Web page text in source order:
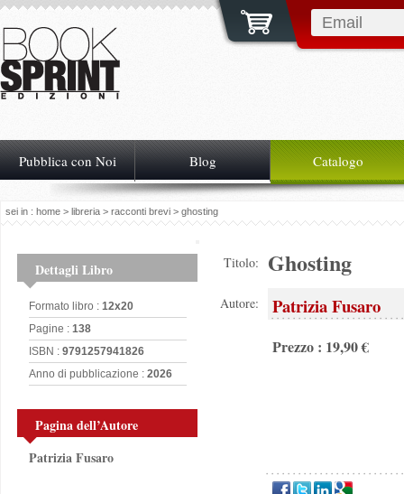
Pubblica con Noi Blog Catalogo
sei in : home > libreria > racconti brevi > ghosting
Dettagli Libro
Formato libro : 12x20
Pagine : 138
ISBN : 9791257941826
Anno di pubblicazione : 2026
Pagina dell’Autore
Patrizia Fusaro
Titolo: Ghosting
Autore: Patrizia Fusaro
Prezzo : 19,90 €